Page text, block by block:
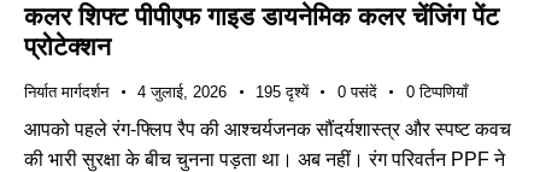
कलर शिफ्ट पीपीएफ गाइड डायनेमिक कलर चेंजिंग पेंट
प्रोटेक्शन
निर्यात मार्गदर्शन 4 जुलाई, 2026 195 दृश्यें 0 पसंदें 0 टिप्पणियाँ
आपको पहले रंग-फ्लिप रैप की आश्चर्यजनक सौंदर्यशास्त्र और स्पष्ट कवच
की भारी सुरक्षा के बीच चुनना पड़ता था। अब नहीं। रंग परिवर्तन PPF ने